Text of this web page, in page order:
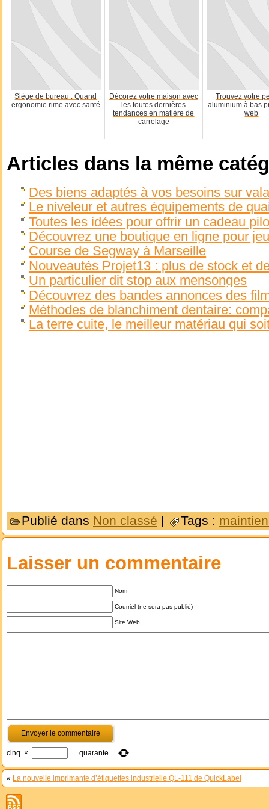
Siège de bureau : Quand
ergonomie rime avec santé
Décorez votre maison avec
les toutes dernières
tendances en matière de
carrelage
Trouvez votre
aluminium à bas
web
Articles dans la même
Des biens adaptés à vos besoins sur
Le niveleur et autres équipements de
Toutes les idées pour offrir un cadeau
Découvrez une boutique en ligne pour
Course de Segway à Marseille
Nouveautés Projet13 : plus de stock et
Un particulier dit stop aux mensonges
Découvrez des bandes annonces des
Méthodes de blanchiment dentaire:
La terre cuite, le meilleur matériau qui
Publié dans Non classé | Tags :
Laisser un commentaire
Nom
Courriel (ne sera pas publié)
Site Web
cinq × = quarante
« La nouvelle imprimante d’étiquettes industrielle QL-111 de QuickLabel